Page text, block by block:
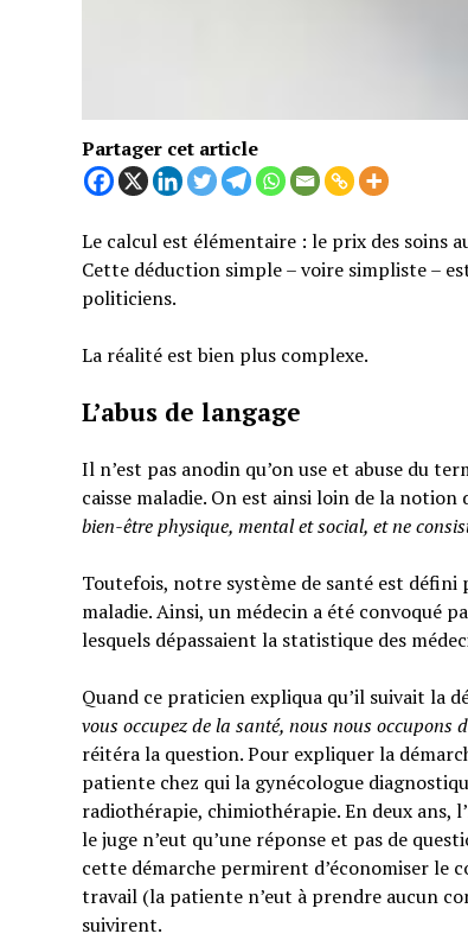
Partager cet article
Le calcul est élémentaire : le prix des soins
Cette déduction simple – voire simpliste –
politiciens.
La réalité est bien plus complexe.
L’abus de langage
Il n’est pas anodin qu’on use et abuse du
caisse maladie. On est ainsi loin de la
bien-être physique, mental et social, et ne
Toutefois, notre système de santé est défini
maladie. Ainsi, un médecin a été convoqué
lesquels dépassaient la statistique des
Quand ce praticien expliqua qu’il suivait la
vous occupez de la santé, nous nous occupons
réitéra la question. Pour expliquer la
patiente chez qui la gynécologue
radiothérapie, chimiothérapie. En deux
le juge n’eut qu’une réponse et pas de
cette démarche permirent d’économiser le
travail (la patiente n’eut à prendre aucun
suivirent.